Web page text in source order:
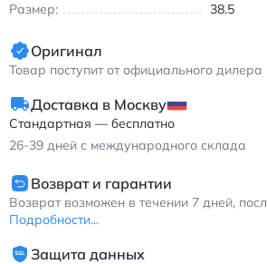
Найк Корт Бороу Лоу 2 детские кеды
Размер: 38.5
Оригинал
Товар поступит от официального дилера
Доставка в Москву
Стандартная — бесплатно
26-39 дней с международного склада
Возврат и гарантии
Возврат возможен в течении 7 дней,
Подробности...
Защита данных